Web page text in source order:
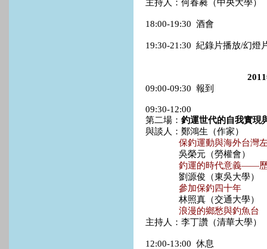
主持人：何春蕤（中央大學）
18:00-19:30 酒會
19:30-21:30 紀錄片播放/幻燈
09:00-09:30 報到
09:30-12:00
第二場： 釣運世代的自我實現
與談人：鄭鴻生（作家）
保釣運動與海外台灣
吳榮元（勞權會）
釣運的時代意義——
劉源俊（東吳大學）
參加保釣四十年
林照真（交通大學）
浪漫的鄉愁與釣魚台
主持人：李丁讚（清華大學）
12:00-13:00 休息